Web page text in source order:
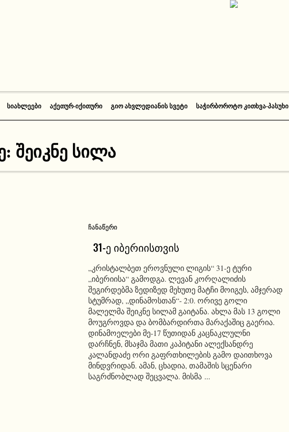
ᲡᲘᲐᲮᲚᲔᲔᲑᲘ ᲐᲥᲔᲗᲣᲠ-ᲘᲥᲘᲗᲣᲠᲘ ᲒᲘᲝ ᲐᲮᲕᲚᲔᲓᲘᲐᲜᲘᲡ ᲡᲕᲔᲢᲘ ᲡᲐᲭᲘᲠᲑᲝᲠᲝᲢᲝ ᲙᲘᲗᲮᲕᲐ-ᲞᲐᲡᲣᲮᲘ
შეიკნე სილა
ᲩᲐᲜᲐᲬᲔᲠᲘ
31-ე იბერიისთვის
„კრისტალბეთ ეროვნული ლიგის“ 31-ე ტური
„იბერიისა“ გამოდგა. ლევან კორღალიძის
შეგირდებმა ზედიზედ მეხუთე მატჩი მოიგეს, ამჯერად
სტუმრად, „დინამოსთან“- 2:0. ორივე გოლი
მალელმა შეიკნე სილამ გაიტანა. ახლა მას 13 გოლი
მოუგროვდა და ბომბარდირთა მარაქაშიც გაერია.
დინამოელები მე-17 წუთიდან კაცნაკლულნი
დარჩნენ, მსაჯმა მათი კაპიტანი ალექსანდრე
კალანდაძე ორი გაფრთხილების გამო დაითხოვა
მინდვრიდან. ამან, ცხადია, თამაშის სცენარი
საგრძნობლად შეცვალა. მისმა ...